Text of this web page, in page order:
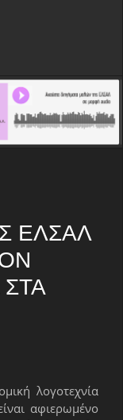
ΕΛΣΑΛ ο Άγγελος
V: Πέντε
7ο Φεστιβάλ
οι
1ο «Crime Fiction
ΕΛΣΑΛ
ΣΤΑ
λογοτεχνία
αφιερωμένο